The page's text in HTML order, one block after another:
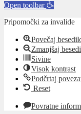
Open toolbar
Pripomočki za invalide
Povečaj
Zmanjšaj
Sivine
Visok kontrast
Podčrtaj
Reset
Povratne